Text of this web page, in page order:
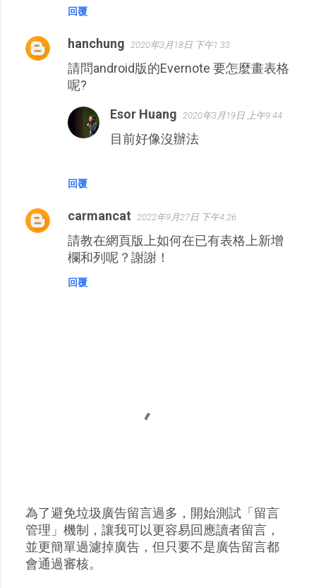
回覆
hanchung 2020年3月18日 下午1:33
請問android版的Evernote 要怎麼畫表格
呢?
回覆
Esor Huang 2020年3月19日 上午9:44
目前好像沒辦法
carmancat 2022年9月27日 下午4:26
請教在網頁版上如何在已有表格上新增
欄和列呢？謝謝！
回覆
張
貼
留
為了避免垃圾廣告留言過多，開始測試「留言
管理」機制，讓我可以更容易回應讀者留言，
並更簡單過濾掉廣告，但只要不是廣告留言都
會通過審核。